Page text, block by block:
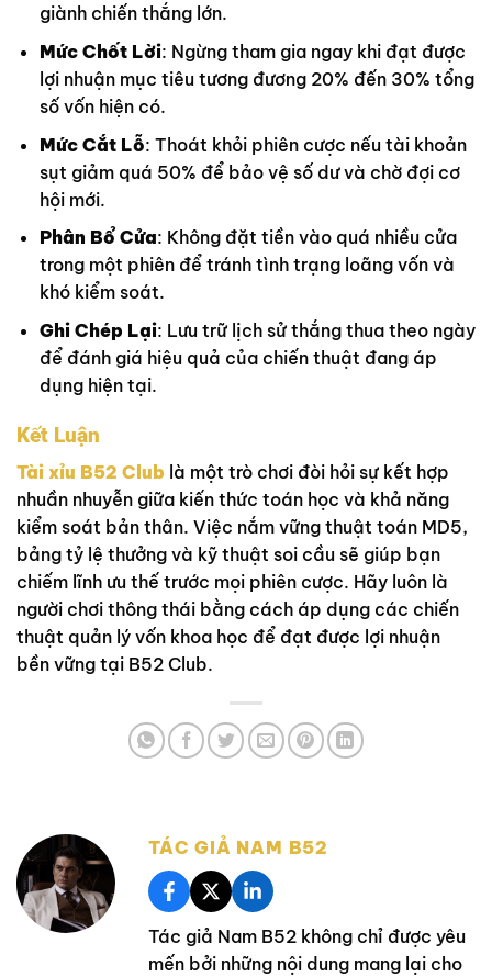
giành chiến thắng lớn.
Mức Chốt Lời: Ngừng tham gia ngay khi đạt được
lợi nhuận mục tiêu tương đương 20% đến 30% tổng
số vốn hiện có.
Mức Cắt Lỗ: Thoát khỏi phiên cược nếu tài khoản
sụt giảm quá 50% để bảo vệ số dư và chờ đợi cơ
hội mới.
Phân Bổ Cửa: Không đặt tiền vào quá nhiều cửa
trong một phiên để tránh tình trạng loãng vốn và
khó kiểm soát.
Ghi Chép Lại: Lưu trữ lịch sử thắng thua theo ngày
để đánh giá hiệu quả của chiến thuật đang áp
dụng hiện tại.
Kết Luận
Tài xỉu B52 Club là một trò chơi đòi hỏi sự kết hợp
nhuần nhuyễn giữa kiến thức toán học và khả năng
kiểm soát bản thân. Việc nắm vững thuật toán MD5,
bảng tỷ lệ thưởng và kỹ thuật soi cầu sẽ giúp bạn
chiếm lĩnh ưu thế trước mọi phiên cược. Hãy luôn là
người chơi thông thái bằng cách áp dụng các chiến
thuật quản lý vốn khoa học để đạt được lợi nhuận
bền vững tại B52 Club.
TÁC GIẢ NAM B52
Tác giả Nam B52 không chỉ được yêu
mến bởi những nội dung mang lại cho